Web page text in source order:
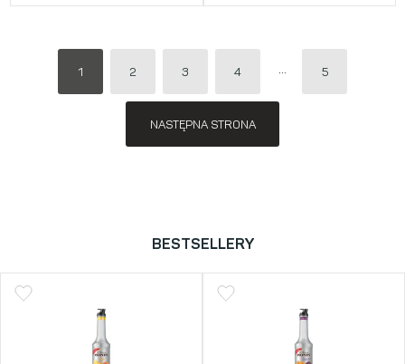
1 2 3 4 5
NASTĘPNA STRONA
BESTSELLERY